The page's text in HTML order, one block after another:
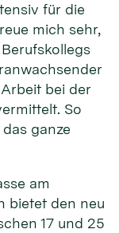
für die
mich sehr,
bei der
So
ganze
am
bietet den neu
17 und 25